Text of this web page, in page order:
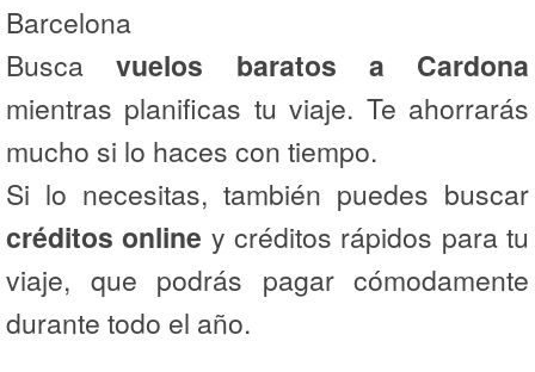
Barcelona
Buscavuelos baratos a Cardona
mientras planificas tu viaje. Te ahorrarás
mucho si lo haces con tiempo.
Si lo necesitas, también puedes buscar
créditos online y créditos rápidos para tu
viaje, que podrás pagar cómodamente
durante todo el año.